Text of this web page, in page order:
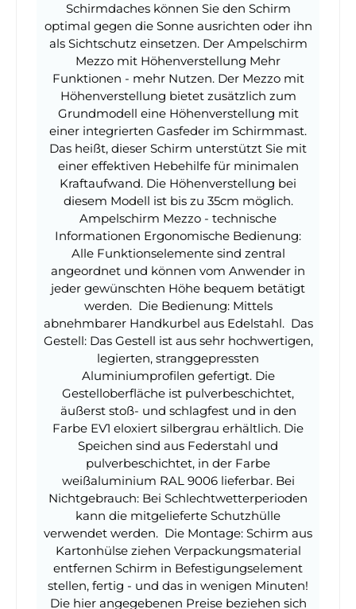
Schirmdaches können Sie den Schirm
optimal gegen die Sonne ausrichten oder ihn
als Sichtschutz einsetzen. Der Ampelschirm
Mezzo mit Höhenverstellung Mehr
Funktionen - mehr Nutzen. Der Mezzo mit
Höhenverstellung bietet zusätzlich zum
Grundmodell eine Höhenverstellung mit
einer integrierten Gasfeder im Schirmmast.
Das heißt, dieser Schirm unterstützt Sie mit
einer effektiven Hebehilfe für minimalen
Kraftaufwand. Die Höhenverstellung bei
diesem Modell ist bis zu 35cm möglich.
Ampelschirm Mezzo - technische
Informationen Ergonomische Bedienung:
Alle Funktionselemente sind zentral
angeordnet und können vom Anwender in
jeder gewünschten Höhe bequem betätigt
werden. Die Bedienung: Mittels
abnehmbarer Handkurbel aus Edelstahl. Das
Gestell: Das Gestell ist aus sehr hochwertigen,
legierten, stranggepressten
Aluminiumprofilen gefertigt. Die
Gestelloberfläche ist pulverbeschichtet,
äußerst stoß- und schlagfest und in den
Farbe EV1 eloxiert silbergrau erhältlich. Die
Speichen sind aus Federstahl und
pulverbeschichtet, in der Farbe
weißaluminium RAL 9006 lieferbar. Bei
Nichtgebrauch: Bei Schlechtwetterperioden
kann die mitgelieferte Schutzhülle
verwendet werden. Die Montage: Schirm aus
Kartonhülse ziehen Verpackungsmaterial
entfernen Schirm in Befestigungselement
stellen, fertig - und das in wenigen Minuten!
Die hier angegebenen Preise beziehen sich